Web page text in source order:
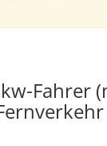
Fahrer